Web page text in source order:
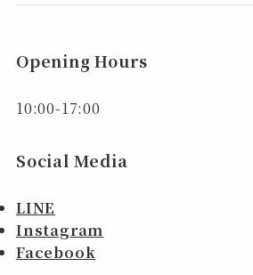
Opening Hours
10:00-17:00
Social Media
LINE
Instagram
Facebook